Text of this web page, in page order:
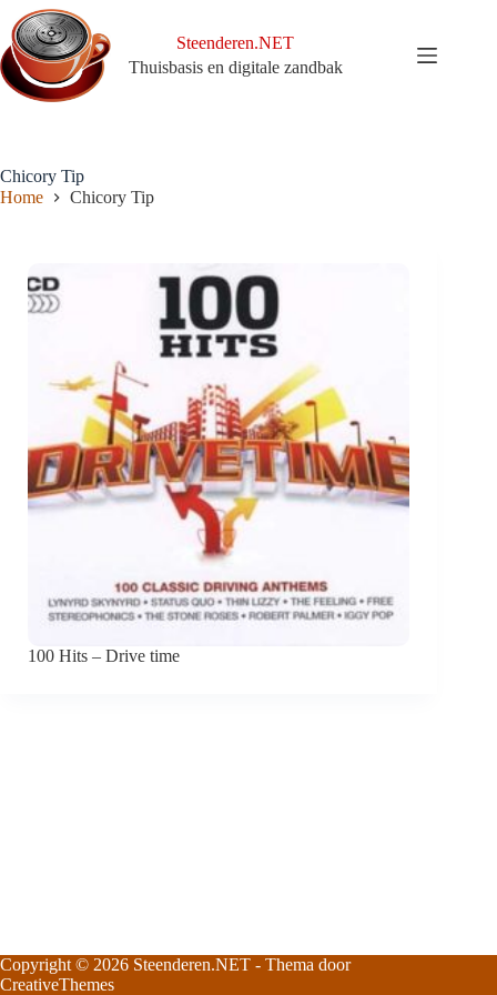
naar
de
inhoud
Steenderen.NET
Thuisbasis en digitale zandbak
Chicory Tip
Home
Chicory Tip
100 Hits – Drive time
Copyright © 2026 Steenderen.NET - Thema door
CreativeThemes